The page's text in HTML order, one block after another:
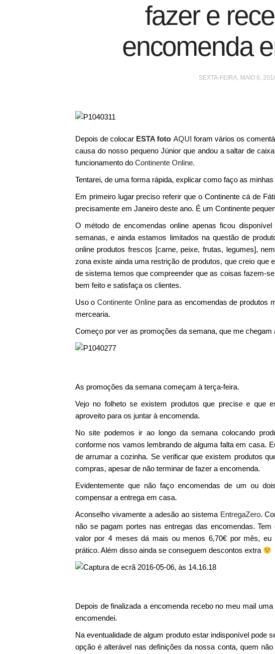
fazer e
encomenda
SEXTA-FEIRA, MAIO 6,
Depois de colocar ESTA foto AQUI foram vários os
causa do nosso pequeno Júnior que andou a saltar de
funcionamento do Continente Online.
Tentarei, de uma forma rápida, explicar como faço as
Em primeiro lugar preciso referir que o Continente cá de
precisamente em Janeiro deste ano. É um Continente
O método de encomendas online apenas ficou
semanas, e ainda estamos limitados na questão de
online produtos frescos [carne, peixe, frutas, legumes],
zona existe ainda uma restrição de produtos, que creio que
de sistema temos que compreender que as coisas fazem-
bem feito e satisfaça os clientes.
Uso oContinente Onlinepara as encomendas de produtos
mercearia.
Começo por ver as promoções da semana, que me chegam
As promoções da semana começam à terça-feira.
Vejo no folheto se existem produtos que precise e que
aproveito para os juntar à encomenda.
No site podemos ir ao longo da semana colocando
conforme nos vamos lembrando de alguma falta em casa.
de arrumar a cozinha. Se verificar que existem produtos
compras, apesar de não terminar de fazer a encomenda.
Evidentemente que não faço encomendas de um ou
compensar a entrega em casa.
Aconselho vivamente a adesão ao sistema EntregaZero.
não se pagam portes nas entregas das encomendas.
valor por 4 meses dá mais ou menos 6,70€ por mês,
prático. Além disso ainda se conseguem descontos extra
Depois de finalizada a encomenda recebo no meu mail
encomendei.
Na eventualidade de algum produto estar indisponível pode
opção é alterável nas definições da nossa conta, quem